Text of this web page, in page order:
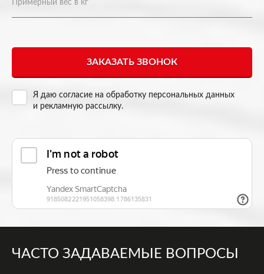
Я даю согласие на обработку персональных данных
и рекламную рассылку.
ЧАСТО ЗАДАВАЕМЫЕ ВОПРОСЫ